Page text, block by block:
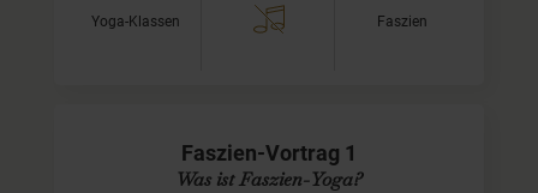
Yoga-Klassen Faszien
Faszien-Vortrag 1
Was ist Faszien-Yoga?